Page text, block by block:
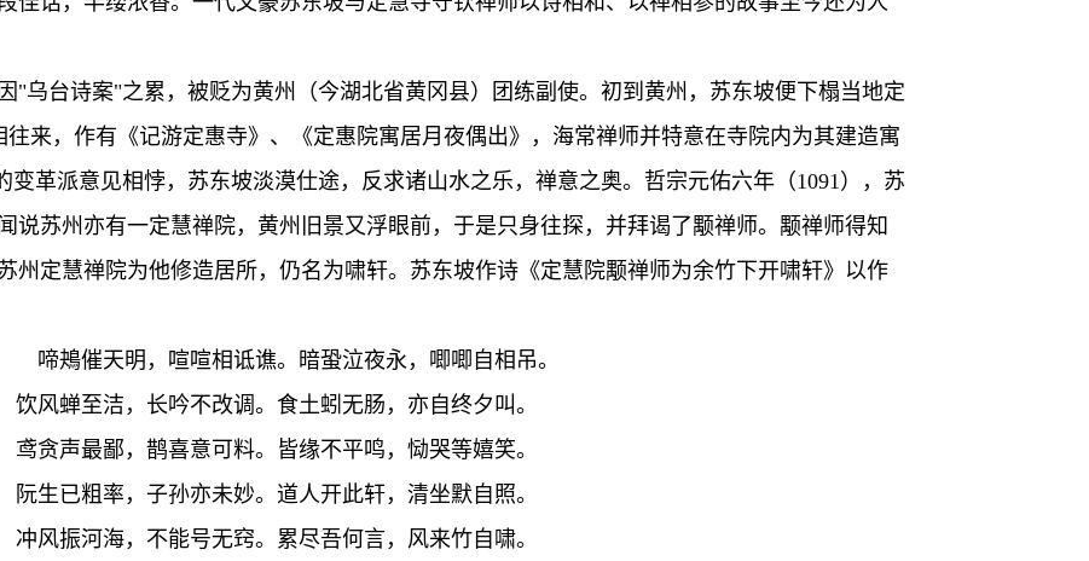
"乌台诗案"之累，被贬为黄州（今湖北省黄冈县）团练副使。初到黄州，苏东坡便下榻当地定
来，作有《记游定惠寺》、《定惠院寓居月夜偶出》，海常禅师并特意在寺院内为其建造寓
革派意见相悖，苏东坡淡漠仕途，反求诸山水之乐，禅意之奥。哲宗元佑六年（1091），苏
说苏州亦有一定慧禅院，黄州旧景又浮眼前，于是只身往探，并拜谒了颙禅师。颙禅师得知
州定慧禅院为他修造居所，仍名为啸轩。苏东坡作诗《定慧院颙禅师为余竹下开啸轩》以作
啼鴂催天明，喧喧相诋谯。暗蛩泣夜永，唧唧自相吊。
饮风蝉至洁，长吟不改调。食土蚓无肠，亦自终夕叫。
鸢贪声最鄙，鹊喜意可料。皆缘不平鸣，恸哭等嬉笑。
阮生已粗率，子孙亦未妙。道人开此轩，清坐默自照。
冲风振河海，不能号无窍。累尽吾何言，风来竹自啸。